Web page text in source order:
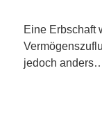
Eine Erbschaft
jedoch